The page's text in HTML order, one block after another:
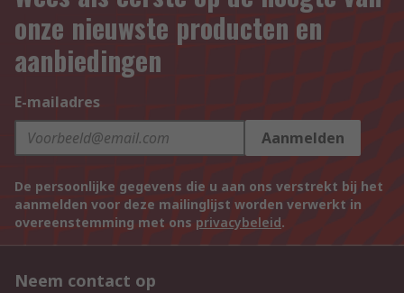
onze nieuwste producten en
aanbiedingen
E-mailadres
Aanmelden
De persoonlijke gegevens die u aan ons verstrekt bij het
aanmelden voor deze mailinglijst worden verwerkt in
overeenstemming met ons privacybeleid.
Neem contact op